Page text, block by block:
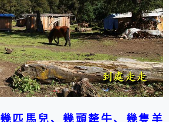
幾匹馬兒、幾頭犛牛、幾隻羊